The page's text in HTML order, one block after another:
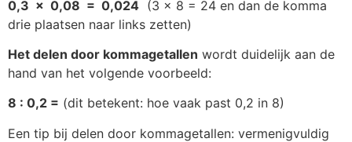
0,3 x 0,08 = 0,024 (3 x 8 = 24 en dan de komma
drie plaatsen naar links zetten)
Het delen door kommagetallen wordt duidelijk aan de
hand van het volgende voorbeeld:
8 : 0,2 = (dit betekent: hoe vaak past 0,2 in 8)
Een tip bij delen door kommagetallen: vermenigvuldig